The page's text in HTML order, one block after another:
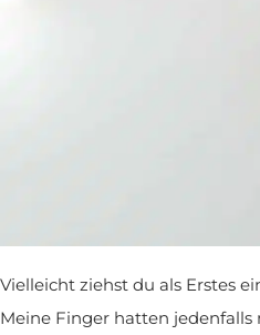
Vielleicht ziehst du als Erstes
Meine Finger hatten jedenfalls